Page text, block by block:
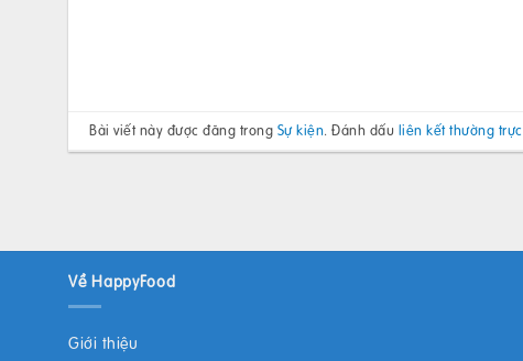
Bài viết này được đăng trong Sự kiện. Đánh dấu liên kết thường trực
Về HappyFood
Giới thiệu